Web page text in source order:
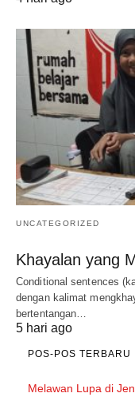
UNCATEGORIZED
Khayalan yang
Conditional sentences
dengan kalimat
bertentangan…
5 hari ago
POS-POS TERBARU
Melawan Lupa di